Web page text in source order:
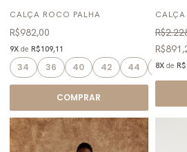
CALÇA ROCO PALHA
R$982,00
9X de R$109,11
34 36 40 42 44 46
COMPRAR
8X de